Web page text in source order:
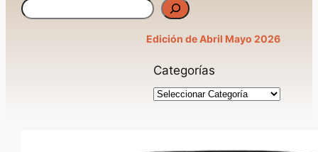
B
Edición de Abril Mayo 2026
Categorías